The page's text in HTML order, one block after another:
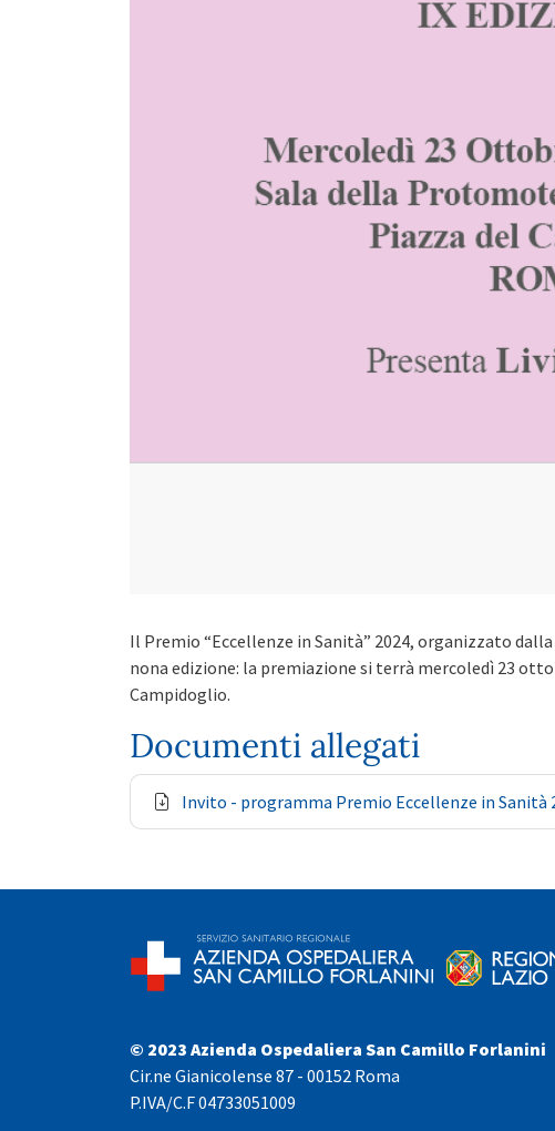
Il Premio “Eccellenze in Sanità” 2024, organizzato
nona edizione: la premiazione si terrà mercoledì 23
Campidoglio.
Documenti allegati
Invito - programma Premio Eccellenze in Sanità
© 2023 Azienda Ospedaliera San Camillo Forlanini
Cir.ne Gianicolense 87 - 00152 Roma
P.IVA/C.F 04733051009